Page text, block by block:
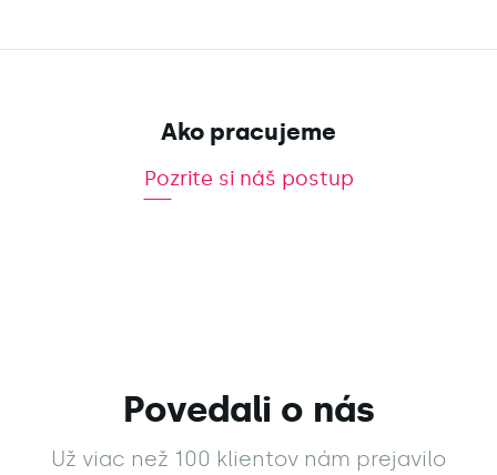
Ako pracujeme
Pozrite si náš postup
Povedali o nás
Už viac než 100 klientov nám prejavilo